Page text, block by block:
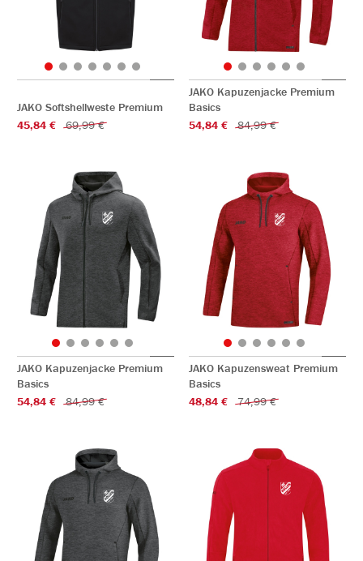
JAKO Softshellweste Premium
45,84 €
69,99 €
JAKO Kapuzenjacke Premium
Basics
54,84 €
84,99 €
JAKO Kapuzenjacke Premium
Basics
54,84 €
84,99 €
JAKO Kapuzensweat Premium
Basics
48,84 €
74,99 €